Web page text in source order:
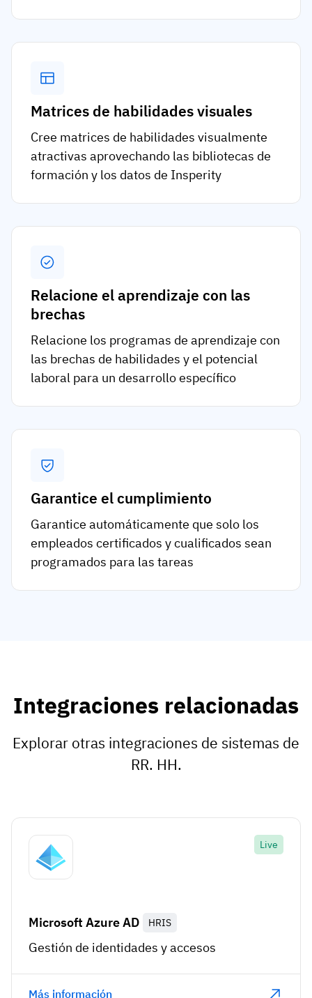
Matrices de habilidades visuales
Cree matrices de habilidades visualmente
atractivas aprovechando las bibliotecas de
formación y los datos de Insperity
Relacione el aprendizaje con las
brechas
Relacione los programas de aprendizaje con
las brechas de habilidades y el potencial
laboral para un desarrollo específico
Garantice el cumplimiento
Garantice automáticamente que solo los
empleados certificados y cualificados sean
programados para las tareas
Integraciones relacionadas
Explorar otras integraciones de sistemas de
RR. HH.
Live
Microsoft Azure AD HRIS
Gestión de identidades y accesos
Más información